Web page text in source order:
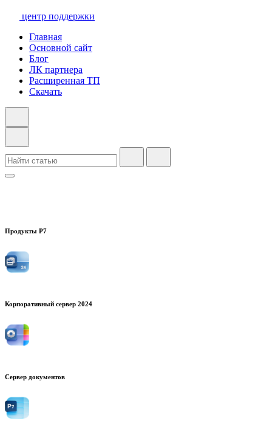
центр поддержки
Главная
Основной сайт
Блог
ЛК партнера
Расширенная ТП
Скачать
Продукты Р7
Корпоративный сервер 2024
Сервер документов